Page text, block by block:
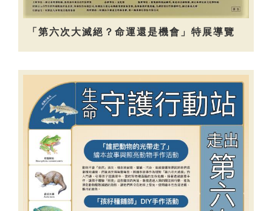
「第六次大滅絕？命運還是機會」特展導覽